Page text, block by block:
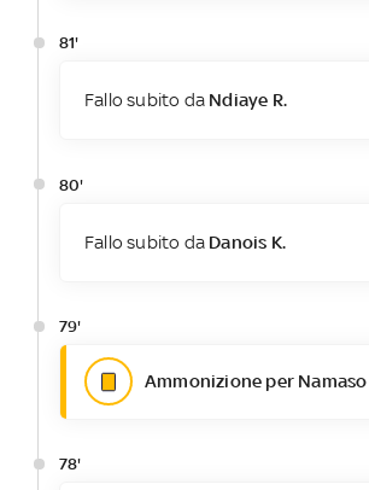
81'
Fallo subito da Ndiaye R.
80'
Fallo subito da Danois K.
79'
Ammonizione per Namaso
78'